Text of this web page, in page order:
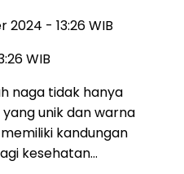
2024 - 13:26 WIB
WIB
naga tidak hanya
unik dan warna
kandungan
kesehatan…